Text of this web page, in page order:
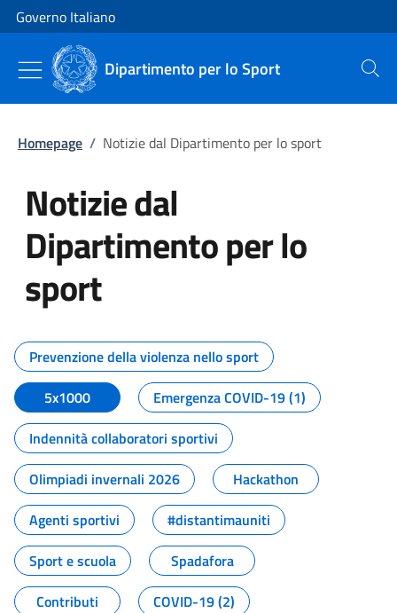
Vai al contenuto
Vai alla navigazione del sito
Governo Italiano
Dipartimento per lo Sport Cerca
Homepage / Notizie dal Dipartimento per lo sport
Notizie dal
Dipartimento per lo
sport
Tutti i contenuti della pagina
Prevenzione della violenza nello sport
5x1000
Emergenza COVID-19 (1)
Indennità collaboratori sportivi
Olimpiadi invernali 2026
Hackathon
Agenti sportivi
#distantimauniti
Sport e scuola
Spadafora
Contributi
COVID-19 (2)